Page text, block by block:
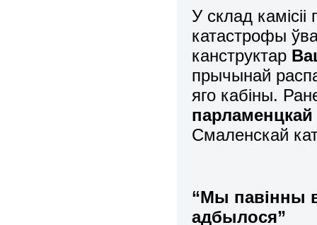
У склад
катастрофы
канструктар
прычынай
яго кабіны.
Смаленскай
“Мы павінны
адбылося”